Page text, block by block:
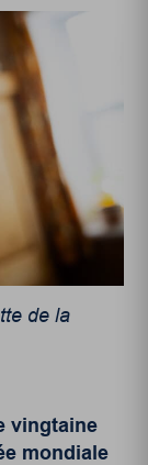
de la
vingtaine
mondiale